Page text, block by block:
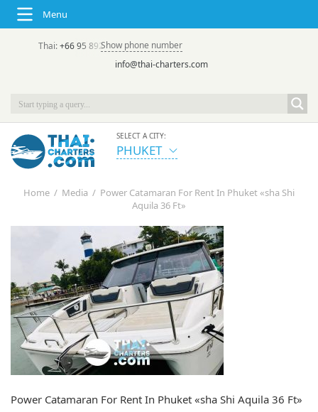
Menu
Thai:+66 95 892 7646(rus/eng) | в России:
Show phone number
info@thai-charters.com
SELECT A CITY:
PHUKET
Home / Media / Power Catamaran For Rent In Phuket «sha Shi
Aquila 36 Ft»
Power Catamaran For Rent In Phuket «sha Shi Aquila 36 Ft»